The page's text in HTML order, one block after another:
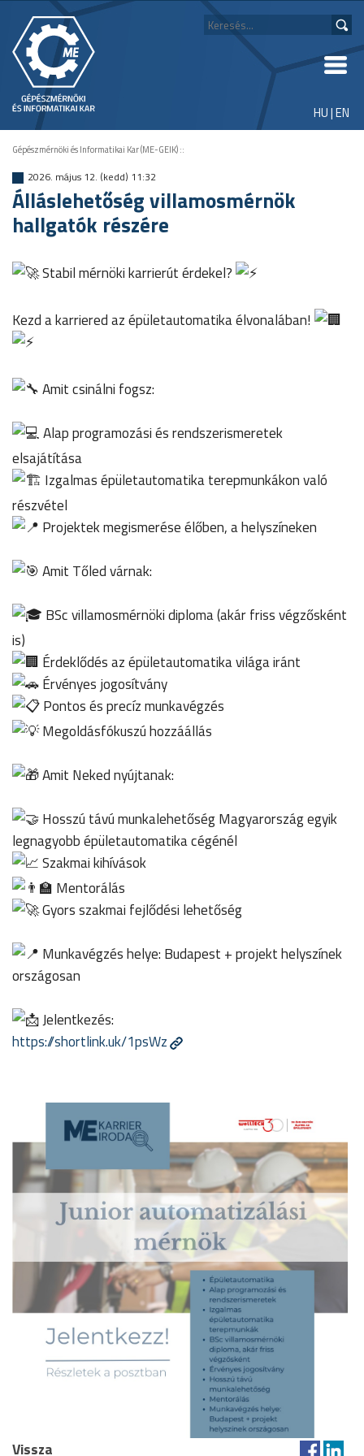
HU|EN
Gépészmérnöki és Informatikai Kar (ME-GEIK)::
2026. május 12. (kedd) 11:32
Álláslehetőség villamosmérnök
hallgatók részére
Stabil mérnöki karrierút érdekel?
Kezd a karriered az épületautomatika élvonalában!
Amit csinálni fogsz:
Alap programozási és rendszerismeretek
elsajátítása
Izgalmas épületautomatika terepmunkákon való
részvétel
Projektek megismerése élőben, a helyszíneken
Amit Tőled várnak:
BSc villamosmérnöki diploma (akár friss végzősként
is)
Érdeklődés az épületautomatika világa iránt
Érvényes jogosítvány
Pontos és precíz munkavégzés
Megoldásfókuszú hozzáállás
Amit Neked nyújtanak:
Hosszú távú munkalehetőség Magyarország egyik
legnagyobb épületautomatika cégénél
Szakmai kihívások
Mentorálás
Gyors szakmai fejlődési lehetőség
Munkavégzés helye: Budapest + projekt helyszínek
országosan
Jelentkezés:
https://shortlink.uk/1psWz
Vissza